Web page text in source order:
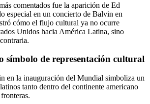
comentados fue la aparición de Ed
especial en un concierto de Balvin en
cómo el flujo cultural ya no ocurre
Unidos hacia América Latina, sino
símbolo de representación cultural
en la inauguración del Mundial simboliza un
tanto dentro del continente americano